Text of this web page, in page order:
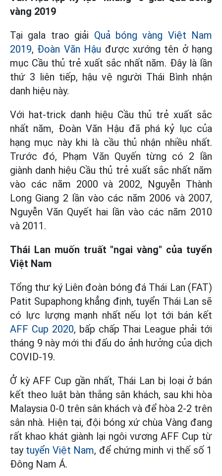
vàng 2019
Tại gala trao giải Quả bóng vàng Việt Nam
2019, Đoàn Văn Hậu được xướng tên ở hạng
mục Cầu thủ trẻ xuất sắc nhất năm. Đây là lần
thứ 3 liên tiếp, hậu vệ người Thái Bình nhận
danh hiệu này.
Với hat-trick danh hiệu Cầu thủ trẻ xuất sắc
nhất năm, Đoàn Văn Hậu đã phá kỷ lục của
hạng mục này khi là cầu thủ nhận nhiều nhất.
Trước đó, Phạm Văn Quyến từng có 2 lần
giành danh hiệu Cầu thủ trẻ xuất sắc nhất năm
vào các năm 2000 và 2002, Nguyễn Thành
Long Giang 2 lần vào các năm 2006 và 2007,
Nguyễn Văn Quyết hai lần vào các năm 2010
và 2011.
Thái Lan muốn truất "ngai vàng" của tuyển
Việt Nam
Tổng thư ký Liên đoàn bóng đá Thái Lan (FAT)
Patit Supaphong khẳng định, tuyển Thái Lan sẽ
có lực lượng mạnh nhất nếu lọt tới bán kết
AFF Cup 2020, bấp chấp Thai League phải tới
tháng 9 này mới thi đấu do ảnh hưởng của dịch
COVID-19.
Ở kỳ AFF Cup gần nhất, Thái Lan bị loại ở bán
kết theo luật bàn thắng sân khách, sau khi hòa
Malaysia 0-0 trên sân khách và để hòa 2-2 trên
sân nhà. Hiện tại, đội bóng xứ chùa Vàng đang
rất khao khát giành lại ngôi vương AFF Cup từ
tay tuyển Việt Nam, để chứng minh vị thế số 1
Đông Nam Á.